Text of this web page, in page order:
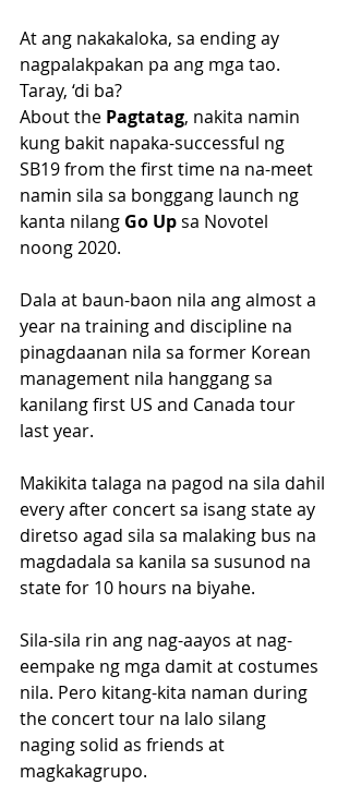
At ang nakakaloka, sa ending ay
nagpalakpakan pa ang mga tao.
Taray, ‘di ba?
About the Pagtatag, nakita namin
kung bakit napaka-successful ng
SB19 from the first time na na-meet
namin sila sa bonggang launch ng
kanta nilang Go Up sa Novotel
noong 2020.
Dala at baun-baon nila ang almost a
year na training and discipline na
pinagdaanan nila sa former Korean
management nila hanggang sa
kanilang first US and Canada tour
last year.
Makikita talaga na pagod na sila dahil
every after concert sa isang state ay
diretso agad sila sa malaking bus na
magdadala sa kanila sa susunod na
state for 10 hours na biyahe.
Sila-sila rin ang nag-aayos at nag-
eempake ng mga damit at costumes
nila. Pero kitang-kita naman during
the concert tour na lalo silang
naging solid as friends at
magkakagrupo.